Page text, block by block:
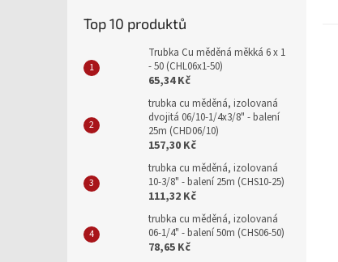
Top 10 produktů
Trubka Cu měděná měkká 6 x 1
- 50 (CHL06x1-50)
65,34 Kč
trubka cu měděná, izolovaná
dvojitá 06/10-1/4x3/8" - balení
25m (CHD06/10)
157,30 Kč
trubka cu měděná, izolovaná
10-3/8" - balení 25m (CHS10-25)
111,32 Kč
trubka cu měděná, izolovaná
06-1/4" - balení 50m (CHS06-50)
78,65 Kč